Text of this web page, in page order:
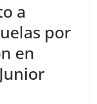
a
por
en